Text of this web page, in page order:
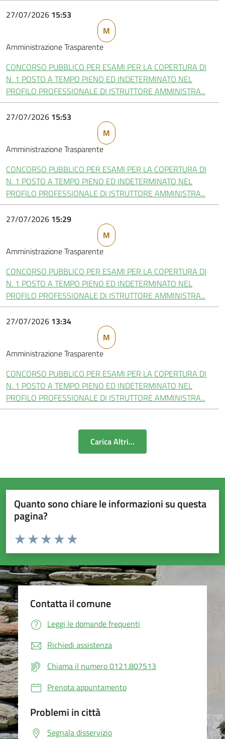
27/07/2026 15:53
M
Amministrazione Trasparente
CONCORSO PUBBLICO PER ESAMI PER LA COPERTURA DI
N. 1 POSTO A TEMPO PIENO ED INDETERMINATO NEL
PROFILO PROFESSIONALE DI ISTRUTTORE AMMINISTRA...
27/07/2026 15:53
M
Amministrazione Trasparente
CONCORSO PUBBLICO PER ESAMI PER LA COPERTURA DI
N. 1 POSTO A TEMPO PIENO ED INDETERMINATO NEL
PROFILO PROFESSIONALE DI ISTRUTTORE AMMINISTRA...
27/07/2026 15:29
M
Amministrazione Trasparente
CONCORSO PUBBLICO PER ESAMI PER LA COPERTURA DI
N. 1 POSTO A TEMPO PIENO ED INDETERMINATO NEL
PROFILO PROFESSIONALE DI ISTRUTTORE AMMINISTRA...
27/07/2026 13:34
M
Amministrazione Trasparente
CONCORSO PUBBLICO PER ESAMI PER LA COPERTURA DI
N. 1 POSTO A TEMPO PIENO ED INDETERMINATO NEL
PROFILO PROFESSIONALE DI ISTRUTTORE AMMINISTRA...
Carica Altri...
Quanto sono chiare le informazioni su questa
pagina?
Valuta da 1 a 5 stelle la pagina
Valuta 5 stelle su 5
Valuta 4 stelle su 5
Valuta 3 stelle su 5
Valuta 2 stelle su 5
Valuta 1 stelle su 5
Contatta il comune
Leggi le domande frequenti
Richiedi assistenza
Chiama il numero 0121.807513
Prenota appuntamento
Problemi in città
Segnala disservizio